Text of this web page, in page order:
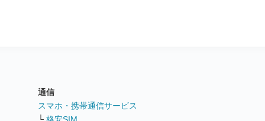
通信
スマホ・携帯通信サービス